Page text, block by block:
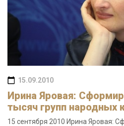
15.09.2010
Ирина Яровая:
тысяч групп народных
15 сентября 2010 Ирина Яровая: